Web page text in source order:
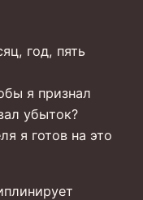
год, пять
я признал
убыток?
я готов на это